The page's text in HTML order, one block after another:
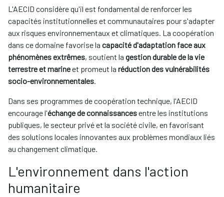
L'AECID considère qu'il est fondamental de renforcer les
capacités institutionnelles et communautaires pour s'adapter
aux risques environnementaux et climatiques. La coopération
dans ce domaine favorise la capacité d'adaptation face aux
phénomènes extrêmes, soutient la gestion durable de la vie
terrestre et marineet promeut la réduction des vulnérabilités
socio-environnementales.
Dans ses programmes de coopération technique, l'AECID
encourage l'échange de connaissancesentre les institutions
publiques, le secteur privé et la société civile, en favorisant
des solutions locales innovantes aux problèmes mondiaux liés
au changement climatique.
L'environnement dans l'action
humanitaire